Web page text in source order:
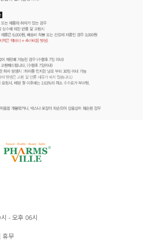
- 오후 06시
휴무